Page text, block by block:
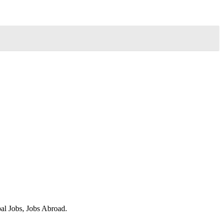
Jobs, Jobs Abroad.